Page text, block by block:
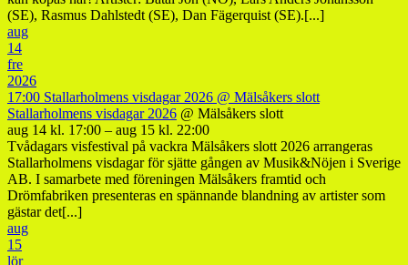
(SE), Rasmus Dahlstedt (SE), Dan Fägerquist (SE).[...]
aug
14
fre
2026
17:00 Stallarholmens visdagar 2026 @ Mälsåkers slott
Stallarholmens visdagar 2026 @ Mälsåkers slott
aug 14 kl. 17:00 – aug 15 kl. 22:00
Tvådagars visfestival på vackra Mälsåkers slott 2026 arrangeras
Stallarholmens visdagar för sjätte gången av Musik&Nöjen i Sverige
AB. I samarbete med föreningen Mälsåkers framtid och
Drömfabriken presenteras en spännande blandning av artister som
gästar det[...]
aug
15
lör